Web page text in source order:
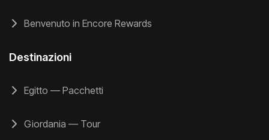
Benvenuto in Encore Rewards
Destinazioni
Egitto — Pacchetti
Giordania — Tour